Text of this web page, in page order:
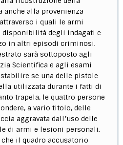
anche alla provenienza
i quali le armi
disponibilità degli indagati e
in altri episodi criminosi.
sarà sottoposto agli
Scientifica e agli esami
se una delle pistole
utilizzata durante i fatti di
trapela, le quattro persone
a vario titolo, delle
aggravata dall’uso delle
di armi e lesioni personali.
il quadro accusatorio